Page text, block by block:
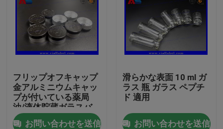
プロダクト
私達について
工場旅行
品質管理
フリップオフキャップ
金アルミニウムキャッ
プが付いている薬局
油/液体貯蔵ガラスバ
イアル
お問い合わせを送信
滑らかな表面 10 ml ガ
ラス 瓶 ガラス ペプチ
ド 適用
お問い合わせを送信